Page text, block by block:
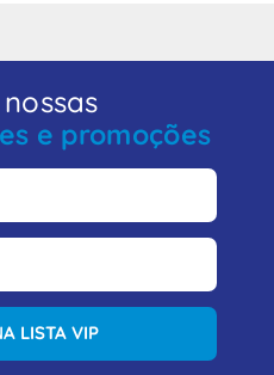
e promoções
LISTA VIP